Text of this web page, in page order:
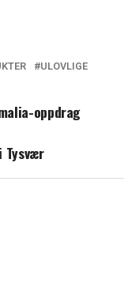
ULOVLIGE
oppdrag
Tysvær